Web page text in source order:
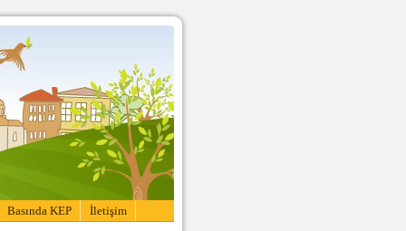
Basında KEP İletişim